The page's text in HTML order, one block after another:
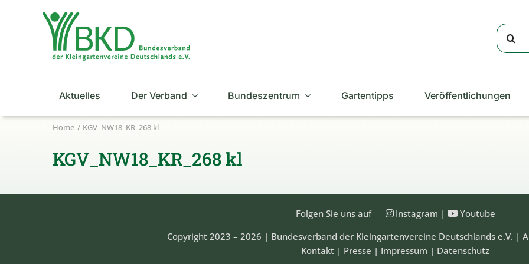
Suche
nach:
Aktuelles Der Verband Bundeszentrum Gartentipps Veröffentlichungen
Home KGV_NW18_KR_268 kl
KGV_NW18_KR_268 kl
Folgen Sie uns auf Instagram |
Youtube
Copyright 2023 – 2026 | Bundesverband der Kleingartenvereine Deutschlands e.V. |
Kontakt | Presse | Impressum | Datenschutz